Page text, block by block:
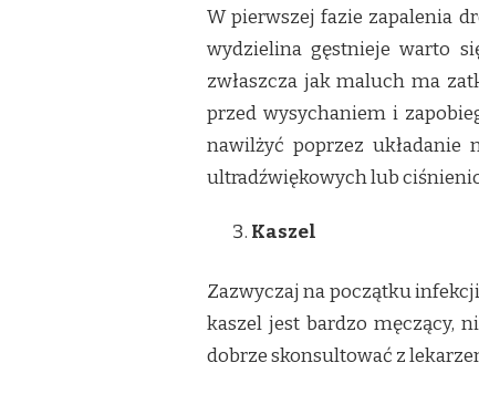
W pierwszej fazie zapalenia
wydzielina gęstnieje warto
zwłaszcza jak maluch ma
przed wysychaniem i
nawilżyć poprzez układanie
ultradźwiękowych lub
Kaszel
Zazwyczaj na początku
kaszel jest bardzo męczący,
dobrze skonsultować z